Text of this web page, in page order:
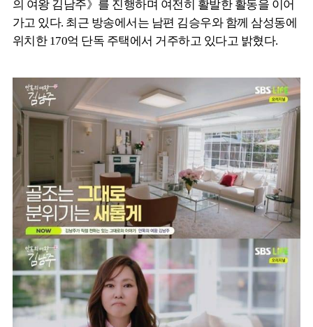
의 여왕 김남주》를 진행하며 여전히 활발한 활동을 이어
가고 있다. 최근 방송에서는 남편 김승우와 함께 삼성동에
위치한 170억 단독 주택에서 거주하고 있다고 밝혔다.